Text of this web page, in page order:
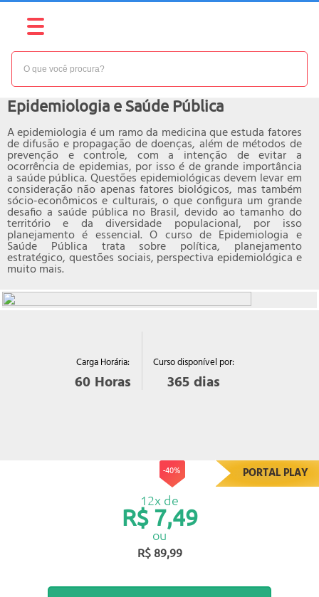
Carga Horária:
60 Horas
Curso disponível por:
365 dias
NÍVEL: INTERMEDIÁRIO
Epidemiologia e Saúde Pública
A epidemiologia é um ramo da medicina que estuda fatores
de difusão e propagação de doenças, além de métodos de
prevenção e controle, com a intenção de evitar a
ocorrência de epidemias, por isso é de grande importância
a saúde pública. Questões epidemiológicas devem levar em
consideração não apenas fatores biológicos, mas também
sócio-econômicos e culturais, o que configura um grande
desafio a saúde pública no Brasil, devido ao tamanho do
território e da diversidade populacional, por isso
planejamento é essencial. O curso de Epidemiologia e
Saúde Pública trata sobre política, planejamento
estratégico, questões sociais, perspectiva epidemiológica e
muito mais.
-40% PORTAL PLAY
R$ 89,99
12x de
R$ 7,49
ou